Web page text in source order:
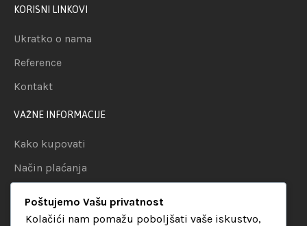
KORISNI LINKOVI
Ukratko o nama
Reference
Kontakt
VAŽNE INFORMACIJE
Kako kupovati
Način plaćanja
Politika privatnosti
Poštujemo Vašu privatnost
Kolačići nam pomažu poboljšati vaše iskustvo,